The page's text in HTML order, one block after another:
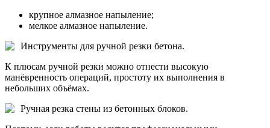
крупное алмазное напыление;
мелкое алмазное напыление.
Инструменты для ручной резки бетона.
К плюсам ручной резки можно отнести высокую
манёвренность операций, простоту их выполнения в
небольших объёмах.
Ручная резка стены из бетонных блоков.